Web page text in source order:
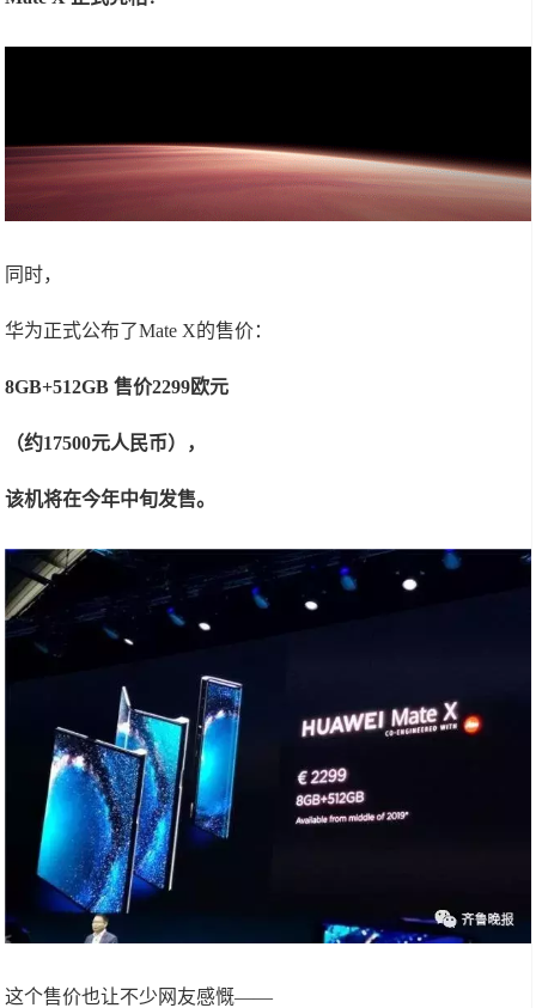
同时，
华为正式公布了Mate X的售价：
8GB+512GB 售价2299欧元
（约17500元人民币），
该机将在今年中旬发售。
这个售价也让不少网友感慨——